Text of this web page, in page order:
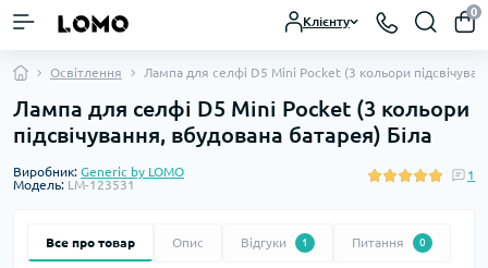
Клієнту
0
Освітлення Лампа для селфі D5 Mini Pocket (3 кольори
Лампа для селфі D5 Mini Pocket (3 кольори
підсвічування, вбудована батарея) Біла
Виробник: Generic by LOMO
Модель: LM-123531
1
Все про товар Опис Відгуки 1 Питання 0